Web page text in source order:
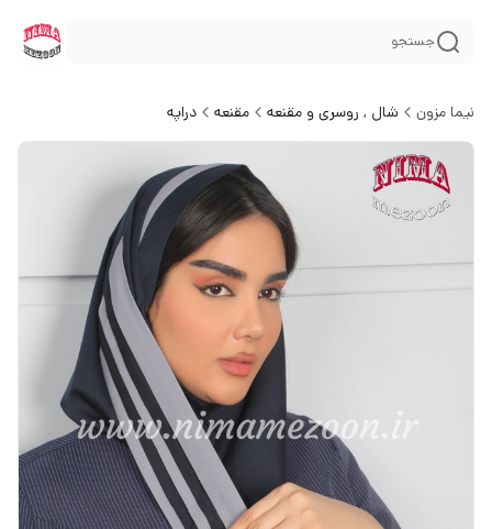
جستجو
نیما مزون شال , روسری و مقنعه مقنعه دراپه